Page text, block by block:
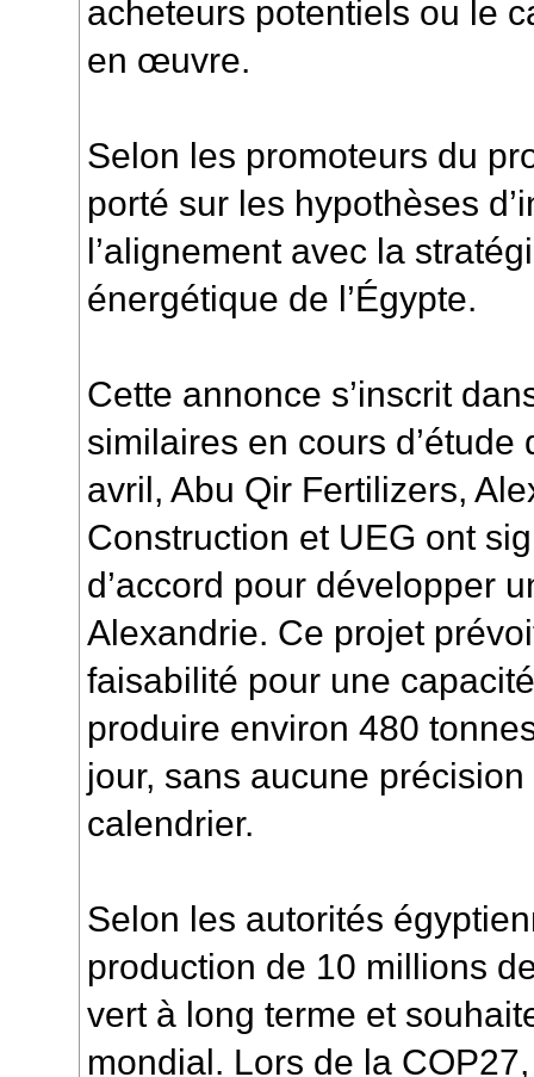
acheteurs potentiels ou le
en œuvre.
Selon les promoteurs du
porté sur les hypothèses
l’alignement avec la
énergétique de l’Égypte.
Cette annonce s’inscrit
similaires en cours
avril, Abu Qir Fertilizers,
Construction et UEG ont
d’accord pour développer
Alexandrie. Ce projet
faisabilité pour une
produire environ 480
jour, sans aucune
calendrier.
Selon les autorités
production de 10 millions
vert à long terme et
mondial. Lors de la